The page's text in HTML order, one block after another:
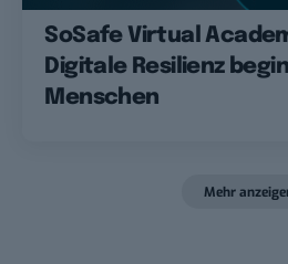
SoSafe Virtual
Digitale Resilienz
Menschen
Mehr